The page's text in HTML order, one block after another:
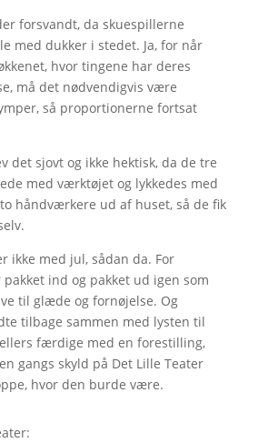
forsvandt, da skuespillerne
med dukker i stedet. Ja, for når
hvor tingene har deres
må det nødvendigvis være
så proportionerne fortsat
det sjovt og ikke hektisk, da de tre
med værktøjet og lykkedes med
håndværkere ud af huset, så de fik
ikke med jul, sådan da. For
ind og pakket ud igen som
til glæde og fornøjelse. Og
tilbage sammen med lysten til
færdige med en forestilling,
gangs skyld på Det Lille Teater
hvor den burde være.